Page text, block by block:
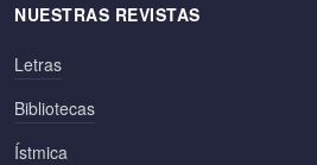
NUESTRAS REVISTAS
Letras
Bibliotecas
Ístmica